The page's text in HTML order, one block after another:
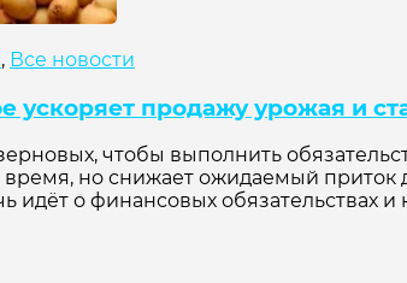
, Все новости
ускоряет продажу урожая и
чтобы выполнить
но снижает ожидаемый приток
идёт о финансовых обязательствах